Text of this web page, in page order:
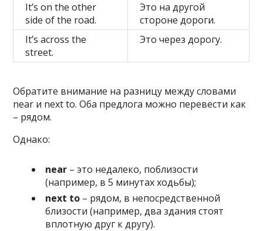
It’s on the other
side of the road.
Это на другой
стороне дороги.
It’s across the
street.
Это через дорогу.
Обратите внимание на разницу между словами
near и next to. Оба предлога можно перевести как
– рядом.
Однако:
near – это недалеко, поблизости
(например, в 5 минутах ходьбы);
next to – рядом, в непосредственной
близости (например, два здания стоят
вплотную друг к другу).